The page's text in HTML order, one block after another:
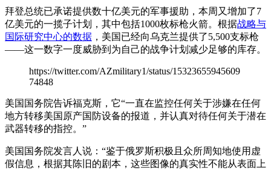
拜登总统已承诺提供数十亿美元的军事援助，本周又增加了7
亿美元的一揽子计划，其中包括1000枚标枪火箭。根据战略与
国际研究中心的数据 ，美国已经向乌克兰提供了5,500支标枪
——这一数字一度威胁到为自己的战争计划减少足够的库存。
https://twitter.com/AZmilitary1/status/15323655945609
74848
美国国务院告诉福克斯，它“一直在监控任何关于涉嫌在任何
地方转移美国原产国防设备的报道，并认真对待任何关于潜在
武器转移的指控。”
美国国务院发言人说：“鉴于俄罗斯积极且众所周知地使用虚
假信息，根据其陈旧的剧本，这些图像的真实性不能从表面上